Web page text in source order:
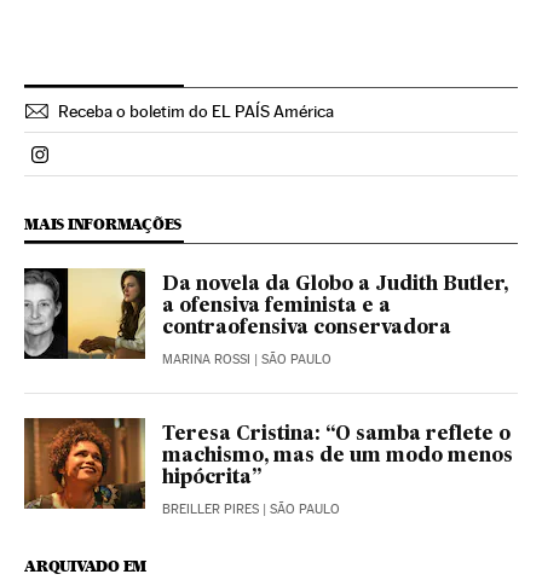
Receba o boletim do EL PAÍS América
Politica El País Brasil en Instagram
MAIS INFORMAÇÕES
Da novela da Globo a Judith Butler,
a ofensiva feminista e a
contraofensiva conservadora
MARINA ROSSI | SÃO PAULO
Teresa Cristina: “O samba reflete o
machismo, mas de um modo menos
hipócrita”
BREILLER PIRES | SÃO PAULO
ARQUIVADO EM